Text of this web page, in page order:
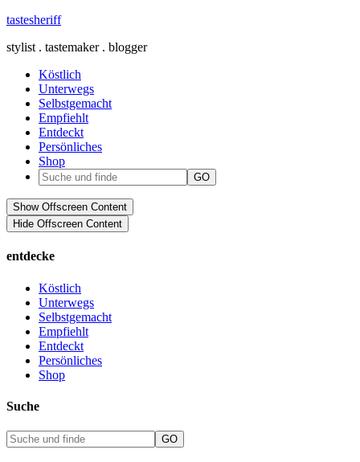
tastesheriff
stylist . tastemaker . blogger
Köstlich
Unterwegs
Selbstgemacht
Empfiehlt
Entdeckt
Persönliches
Shop
Show Offscreen Content
Hide Offscreen Content
entdecke
Köstlich
Unterwegs
Selbstgemacht
Empfiehlt
Entdeckt
Persönliches
Shop
Suche